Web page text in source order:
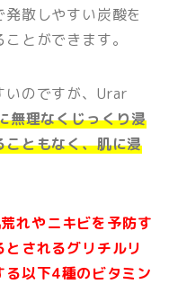
散しやすい炭酸を
とができます。
いのですが、Urar
無理なくじっくり浸
ともなく、肌に浸
れやニキビを予防す
されるグリチルリ
以下4種のビタミン